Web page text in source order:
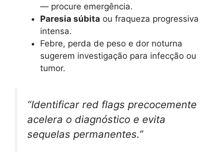
— procure emergência.
Paresia súbita ou fraqueza progressiva
intensa.
Febre, perda de peso e dor noturna
sugerem investigação para infecção ou
tumor.
“Identificar red flags precocemente
acelera o diagnóstico e evita
sequelas permanentes.”